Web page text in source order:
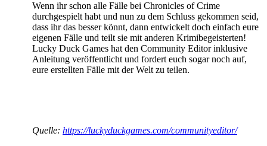
Wenn ihr schon alle Fälle bei Chronicles of Crime
durchgespielt habt und nun zu dem Schluss gekommen seid,
dass ihr das besser könnt, dann entwickelt doch einfach eure
eigenen Fälle und teilt sie mit anderen Krimibegeisterten!
Lucky Duck Games hat den Community Editor inklusive
Anleitung veröffentlicht und fordert euch sogar noch auf,
eure erstellten Fälle mit der Welt zu teilen.
Quelle: https://luckyduckgames.com/communityeditor/